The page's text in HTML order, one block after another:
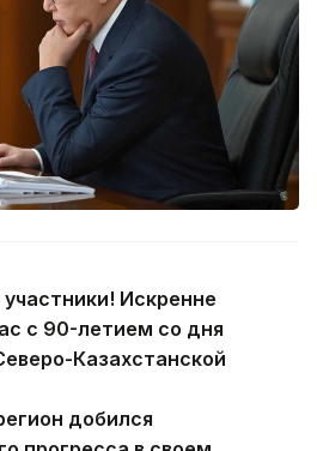
Искренне
с 90-летием со дня
Казахстанской
добился